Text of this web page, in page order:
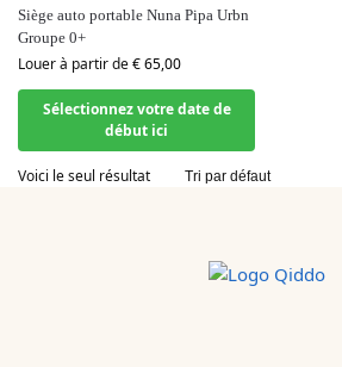
Siège auto portable Nuna Pipa Urbn
Groupe 0+
Louer à partir de€65,00
Sélectionnez votre date de
début ici
Voici le seul résultat